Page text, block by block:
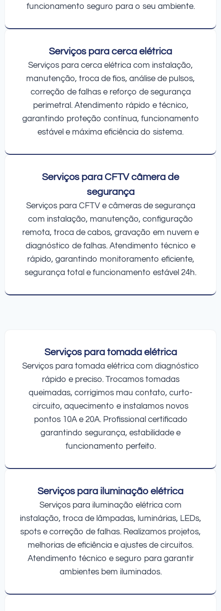
funcionamento seguro para o seu ambiente.
Serviços para cerca elétrica
Serviços para cerca elétrica com instalação,
manutenção, troca de fios, análise de pulsos,
correção de falhas e reforço de segurança
perimetral. Atendimento rápido e técnico,
garantindo proteção contínua, funcionamento
estável e máxima eficiência do sistema.
Serviços para CFTV câmera de
segurança
Serviços para CFTV e câmeras de segurança
com instalação, manutenção, configuração
remota, troca de cabos, gravação em nuvem e
diagnóstico de falhas. Atendimento técnico e
rápido, garantindo monitoramento eficiente,
segurança total e funcionamento estável 24h.
Serviços para tomada elétrica
Serviços para tomada elétrica com diagnóstico
rápido e preciso. Trocamos tomadas
queimadas, corrigimos mau contato, curto-
circuito, aquecimento e instalamos novos
pontos 10A e 20A. Profissional certificado
garantindo segurança, estabilidade e
funcionamento perfeito.
Serviços para iluminação elétrica
Serviços para iluminação elétrica com
instalação, troca de lâmpadas, luminárias, LEDs,
spots e correção de falhas. Realizamos projetos,
melhorias de eficiência e ajustes de circuitos.
Atendimento técnico e seguro para garantir
ambientes bem iluminados.